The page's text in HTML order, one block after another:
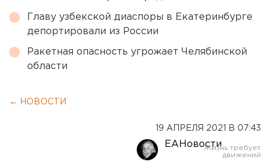
Главу узбекской диаспоры в Екатеринбурге
депортировали из России
Ракетная опасность угрожает Челябинской
области
← НОВОСТИ
19 АПРЕЛЯ 2021 В 07:43
ЕАНовости